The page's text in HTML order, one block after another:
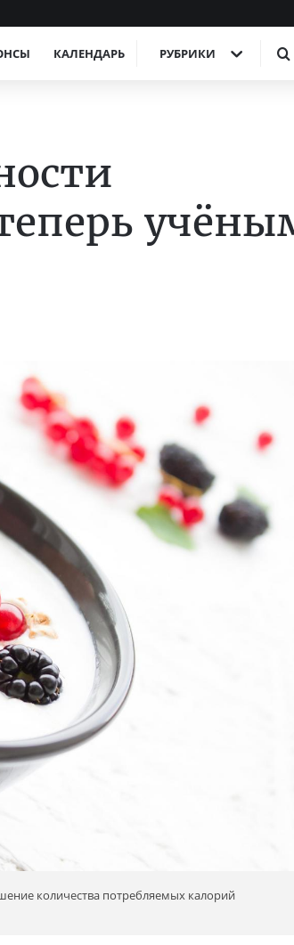
КАЛЕНДАРЬ РУБРИКИ
количества потребляемых калорий